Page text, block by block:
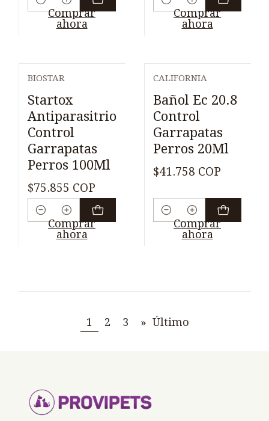
Cantidad
Comprar
ahora
Cantidad
Comprar
ahora
BIOSTAR
Startox
Antiparasitrio
Control
Garrapatas
Perros 100Ml
$75.855 COP
Cantidad
Comprar
ahora
CALIFORNIA
Bañol Ec 20.8
Control
Garrapatas
Perros 20Ml
$41.758 COP
Cantidad
Comprar
ahora
1 2 3 » Último